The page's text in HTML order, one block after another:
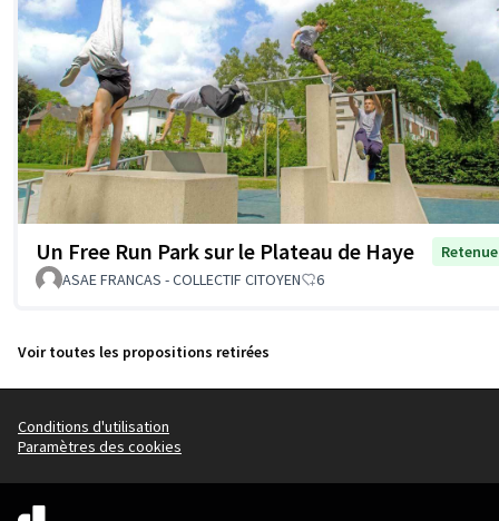
Un Free Run Park sur le Plateau de Haye
Retenue
ASAE FRANCAS - COLLECTIF CITOYEN
6
Voir toutes les propositions retirées
Conditions d'utilisation
Paramètres des cookies